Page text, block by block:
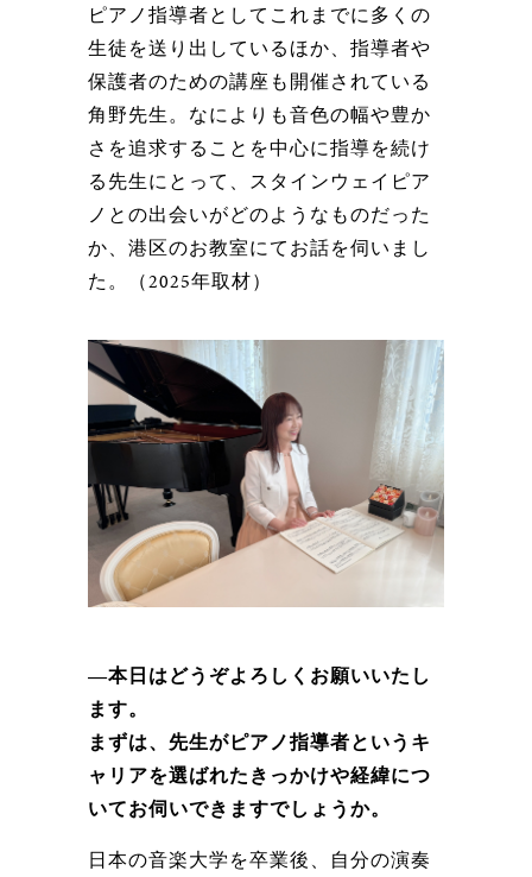
ピアノ指導者としてこれまでに多くの
生徒を送り出しているほか、指導者や
保護者のための講座も開催されている
角野先生。なによりも音色の幅や豊か
さを追求することを中心に指導を続け
る先生にとって、スタインウェイピア
ノとの出会いがどのようなものだった
か、港区のお教室にてお話を伺いまし
た。（2025年取材）
―本日はどうぞよろしくお願いいたし
ます。
まずは、先生がピアノ指導者というキ
ャリアを選ばれたきっかけや経緯につ
いてお伺いできますでしょうか。
日本の音楽大学を卒業後、自分の演奏